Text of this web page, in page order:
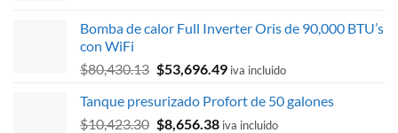
era:
es:
Bomba de calor Full Inverter Oris de 90,000 BTU’s
con WiFi
$80,430.13 El
original
era:
$53,696.49El
actual
es:
iva incluido
Tanque presurizado Profort de 50 galones
$10,423.30 El
$8,656.38Eliva incluido